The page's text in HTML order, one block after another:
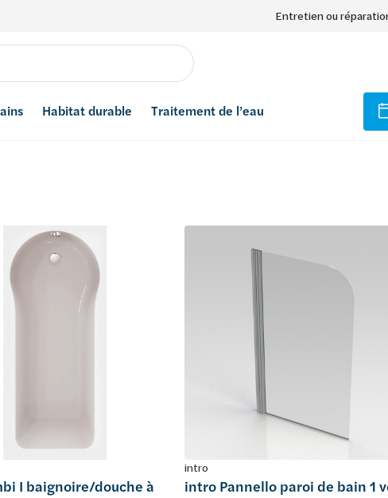
Entretien ou
Habitat durable Traitement de l’eau
I baignoire/douche à
intro
intro Pannello paroi de bain 1